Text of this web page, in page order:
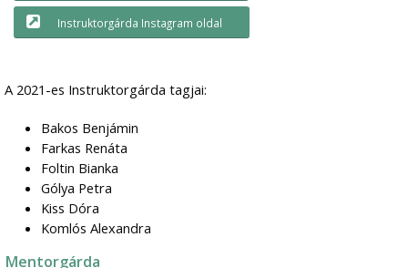
Instruktorgárda Instagram oldal
A 2021-es Instruktorgárda tagjai:
Bakos Benjámin
Farkas Renáta
Foltin Bianka
Gólya Petra
Kiss Dóra
Komlós Alexandra
Mentorgárda